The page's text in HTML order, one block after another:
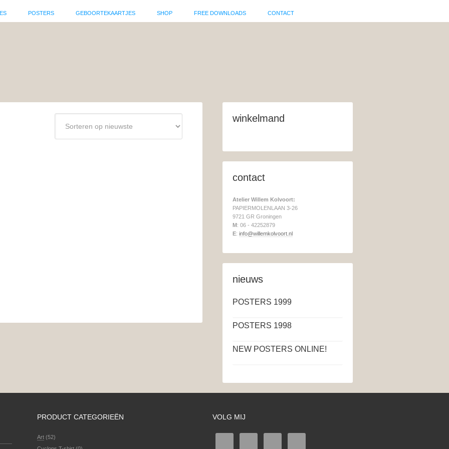
POSTERS GEBOORTEKAARTJES SHOP FREE DOWNLOADS CONTACT
winkelmand
contact
Atelier Willem Kolvoort:
PAPIERMOLENLAAN 3-26
9721 GR Groningen
M: 06 - 42252879
E: info@willemkolvoort.nl
nieuws
POSTERS 1999
POSTERS 1998
NEW POSTERS ONLINE!
PRODUCT CATEGORIEËN
Art (52)
VOLG MIJ